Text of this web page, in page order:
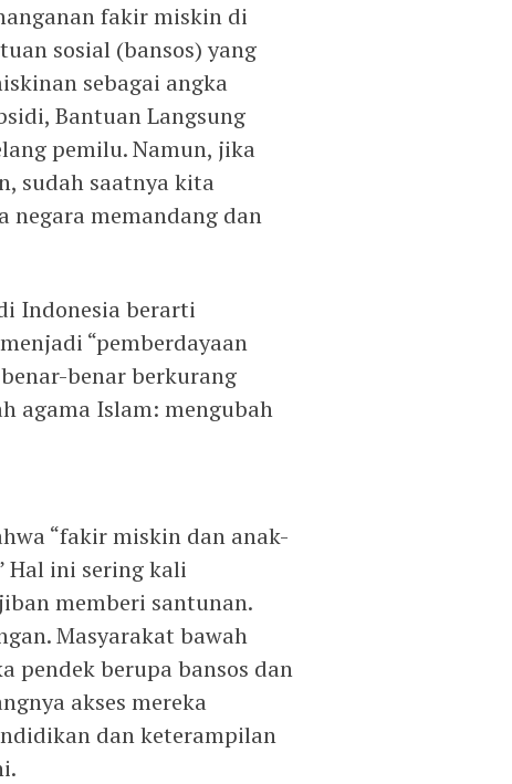
fakir miskin di
sosial (bansos) yang
sebagai angka
Bantuan Langsung
pemilu. Namun, jika
sudah saatnya kita
memandang dan
Indonesia berarti
“pemberdayaan
benar berkurang
agama Islam: mengubah
“fakir miskin dan anak-
Hal ini sering kali
memberi santunan.
Masyarakat bawah
pendek berupa bansos dan
akses mereka
dan keterampilan